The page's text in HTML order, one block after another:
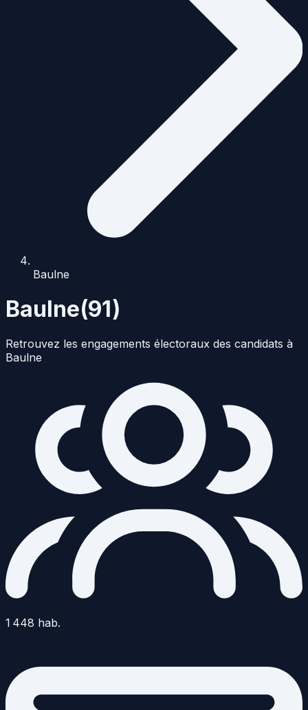
Baulne
Baulne(91)
Retrouvez les engagements électoraux des candidats à
Baulne
1 448 hab.